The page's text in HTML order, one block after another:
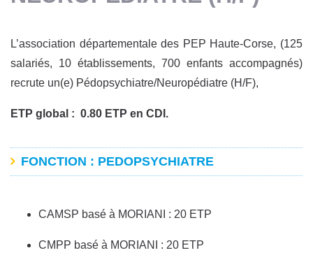
L’association départementale des PEP Haute-Corse, (125
salariés, 10 établissements, 700 enfants accompagnés)
recrute un(e) Pédopsychiatre/Neuropédiatre (H/F),
ETP global : 0.80 ETP en CDI.
FONCTION : PEDOPSYCHIATRE
CAMSP basé à MORIANI : 20 ETP
CMPP basé à MORIANI : 20 ETP